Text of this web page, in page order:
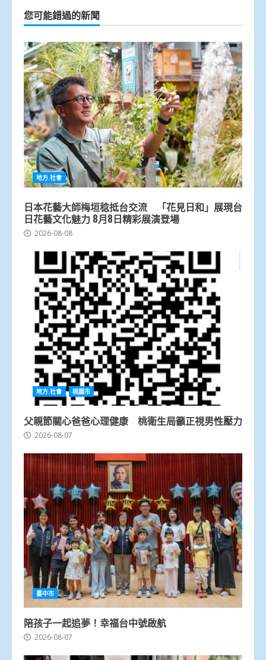
您可能錯過的新聞
地方.社會
日本花藝大師梅垣稔抵台交流 「花見日和」展現台
日花藝文化魅力 8月8日精彩展演登場
2026-08-08
地方.社會 桃園市
父親節關心爸爸心理健康 桃衛生局籲正視男性壓力
2026-08-07
臺中市
陪孩子一起追夢！幸福台中號啟航
2026-08-07